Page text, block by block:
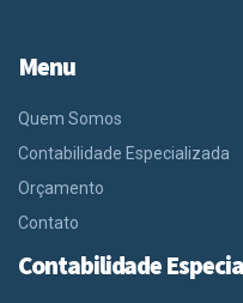
Menu
Quem Somos
Contabilidade Especializada
Orçamento
Contato
Contabilidade